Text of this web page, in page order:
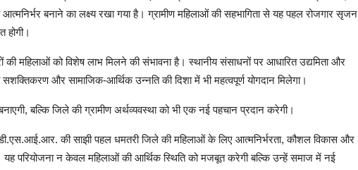
बनाने का लक्ष्य रखा गया है। ग्रामीण महिलाओं की सहभागिता से यह पहल रोजगार सृजन
होगी।
महिलाओं को विशेष लाभ मिलने की संभावना है। स्थानीय संसाधनों पर आधारित उद्यमिता और
और सामाजिक-आर्थिक उन्नति की दिशा में भी महत्वपूर्ण योगदान मिलेगा।
बल्कि जिले की ग्रामीण अर्थव्यवस्था को भी एक नई पहचान प्रदान करेगी।
की साझी पहल धमतरी जिले की महिलाओं के लिए आत्मनिर्भरता, कौशल विकास और
परियोजना न केवल महिलाओं की आर्थिक स्थिति को मजबूत करेगी बल्कि उन्हें समाज में नई